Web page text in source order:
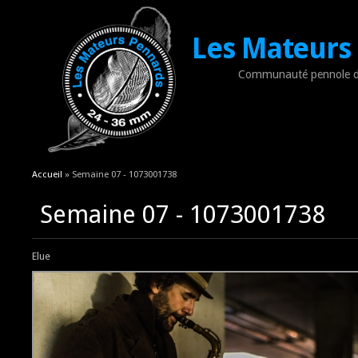
Les
Communauté pennole
Vous êtes ici
Accueil » Semaine 07 - 1073001738
Semaine 07 - 1073001738
Elue